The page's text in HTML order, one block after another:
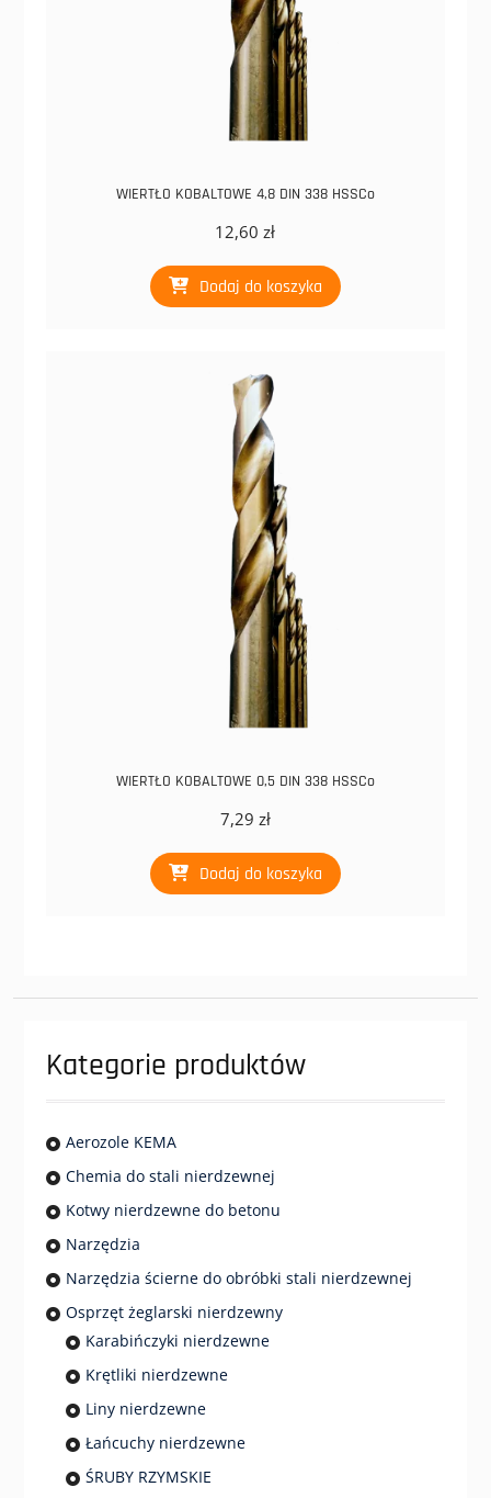
WIERTŁO KOBALTOWE 4,8 DIN 338 HSSCo
12,60zł
Dodaj do koszyka
WIERTŁO KOBALTOWE 0,5 DIN 338 HSSCo
7,29 zł
Dodaj do koszyka
Kategorie produktów
Aerozole KEMA
Chemia do stali nierdzewnej
Kotwy nierdzewne do betonu
Narzędzia
Narzędzia ścierne do obróbki stali nierdzewnej
Osprzęt żeglarski nierdzewny
Karabińczyki nierdzewne
Krętliki nierdzewne
Liny nierdzewne
Łańcuchy nierdzewne
ŚRUBY RZYMSKIE